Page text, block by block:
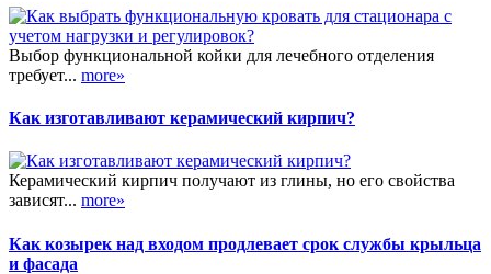
Выбор функциональной койки для лечебного отделения
требует... more»
Как изготавливают керамический кирпич?
Керамический кирпич получают из глины, но его свойства
зависят... more»
Как козырек над входом продлевает срок службы крыльца
и фасада